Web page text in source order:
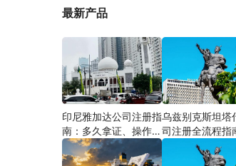
最新产品
印尼雅加达公司注册指
南：多久拿证、操作流
程与股东新规（附材料
清单及成功案例与正规
乌兹别克斯坦塔
司注册全流程指
中国ODI备案到
行开户（附材料